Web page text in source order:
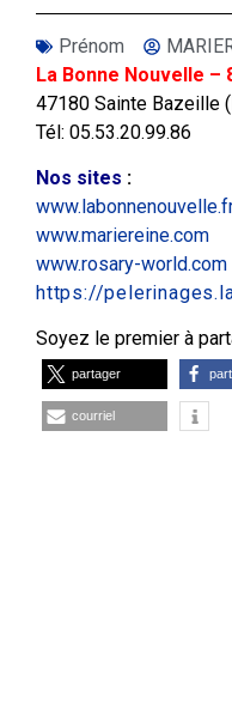
Prénom
La Bonne Nouvelle –
47180 Sainte Bazeille
Tél: 05.53.20.99.86
Nos sites :
www.mariereine.com
www.rosary-world.com
https://
Soyez le premier à
partager
courriel